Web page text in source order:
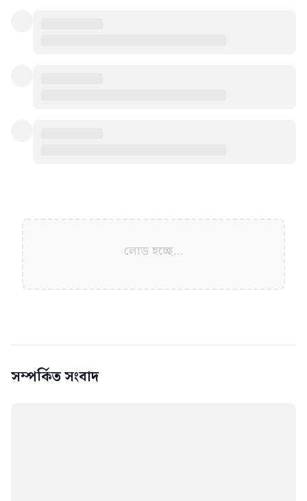
লোড হচ্ছে...
সম্পর্কিত সংবাদ